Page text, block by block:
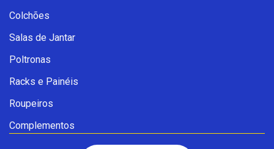
Colchões
Salas de Jantar
Poltronas
Racks e Painéis
Roupeiros
Complementos